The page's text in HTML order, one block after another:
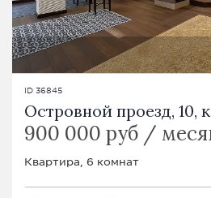
ID 36845
Островной проезд, 10,
900 000 руб /
Квартира, 6 комнат